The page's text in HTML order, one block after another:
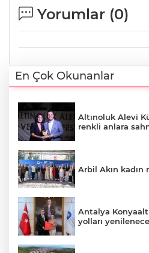
Yorumlar (0)
En Çok Okunanlar
Altınoluk Alevi
renkli anlara
Arbil Akın
Antalya
yolları